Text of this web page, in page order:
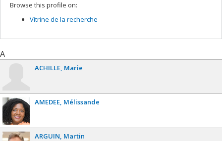
Browse this profile on:
Vitrine de la recherche
A
ACHILLE Marie
AMEDEE Mélissande
ARGUIN Martin